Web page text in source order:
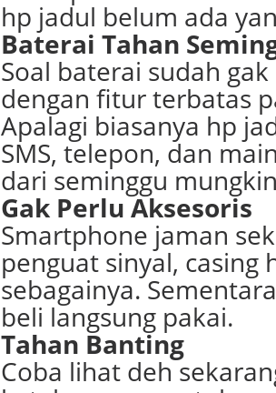
hp jadul belum ada
Baterai Tahan
Soal baterai sudah
dengan fitur terbatas
Apalagi biasanya hp
SMS, telepon, dan
dari seminggu
Gak Perlu Aksesoris
Smartphone jaman
penguat sinyal, casing
sebagainya.
beli langsung pakai.
Tahan Banting
Coba lihat deh